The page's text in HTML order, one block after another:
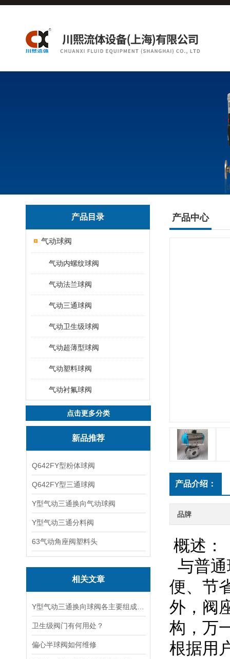
产品目录
气动球阀
气动内螺纹球阀
气动法兰球阀
气动三通球阀
气动卫生级球阀
气动超薄型球阀
气动塑料球阀
气动衬氟球阀
点击更多分类
新品推荐
Q642FY型粉体球阀
Q642FY型三通球阀
Y型气动三通换向气动球阀
Y型气动三通分料阀
63气动角座阀塑料头
相关文章
卫生级阀门有何用处？
偏心半球阀如何维修
产品中心
产品介绍：
品牌
概述：
与普
便、节
外，阀
构，万
根据用